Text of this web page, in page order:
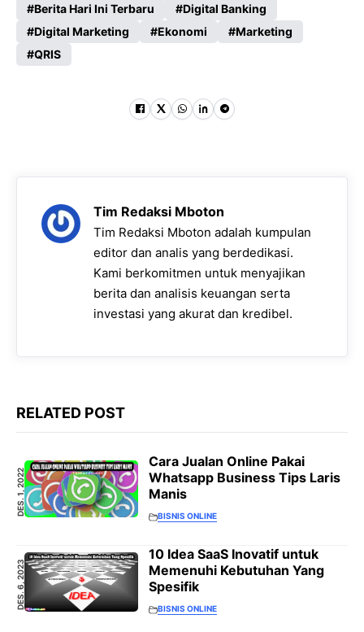
Berita Hari Ini Terbaru
Digital Banking
Digital Marketing
Ekonomi
Marketing
QRIS
Tim Redaksi Mboton
Tim Redaksi Mboton adalah kumpulan
editor dan analis yang berdedikasi.
Kami berkomitmen untuk menyajikan
berita dan analisis keuangan serta
investasi yang akurat dan kredibel.
RELATED POST
DES. 1, 2022
Cara Jualan Online Pakai
Whatsapp Business Tips Laris
Manis
BISNIS ONLINE
DES. 6, 2023
10 Idea SaaS Inovatif untuk
Memenuhi Kebutuhan Yang
Spesifik
BISNIS ONLINE